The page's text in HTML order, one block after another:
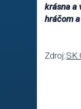
krásna a
hráčom
Zdroj:SK